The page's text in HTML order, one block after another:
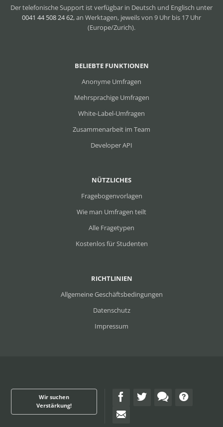
RICHTLINIEN
Allgemeine Geschäftsbedingungen
Datenschutz
Impressum
NÜTZLICHES
Fragebogenvorlagen
Wie man Umfragen teilt
Alle Fragetypen
Kostenlos für Studenten
BELIEBTE FUNKTIONEN
Anonyme Umfragen
Mehrsprachige Umfragen
White-Label-Umfragen
Zusammenarbeit im Team
Developer API
Der telefonische Support ist verfügbar in Deutsch und Englisch unter
0041 44 508 24 62, an Werktagen, jeweils von 9 Uhr bis 17 Uhr
(Europe/Zurich).
Wir suchen
Verstärkung!